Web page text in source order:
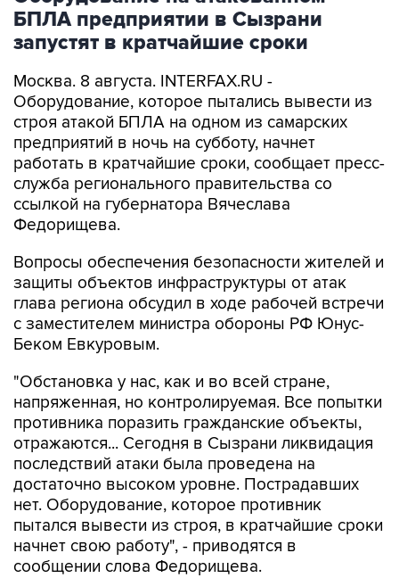
БПЛА предприятии в Сызрани
запустят в кратчайшие сроки
Москва. 8 августа. INTERFAX.RU -
Оборудование, которое пытались вывести из
строя атакой БПЛА на одном из самарских
предприятий в ночь на субботу, начнет
работать в кратчайшие сроки, сообщает пресс-
служба регионального правительства со
ссылкой на губернатора Вячеслава
Федорищева.
Вопросы обеспечения безопасности жителей и
защиты объектов инфраструктуры от атак
глава региона обсудил в ходе рабочей встречи
с заместителем министра обороны РФ Юнус-
Беком Евкуровым.
"Обстановка у нас, как и во всей стране,
напряженная, но контролируемая. Все попытки
противника поразить гражданские объекты,
отражаются... Сегодня в Сызрани ликвидация
последствий атаки была проведена на
достаточно высоком уровне. Пострадавших
нет. Оборудование, которое противник
пытался вывести из строя, в кратчайшие сроки
начнет свою работу", - приводятся в
сообщении слова Федорищева.